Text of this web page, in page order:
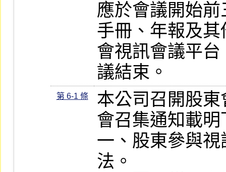
應於會議開始
手冊、年報及
會視訊會議平
議結束。
第 6-1 條
本公司召開股
會召集通知載
一、股東參與
法。